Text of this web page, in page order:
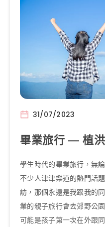
31/07/2023
畢業旅行 — 植
學生時代的畢業旅行，無
不少人津津樂道的熱門話
訪，那個永遠是我跟我的
業的親子旅行會去郊野公
可能是孩子第一次在外跟